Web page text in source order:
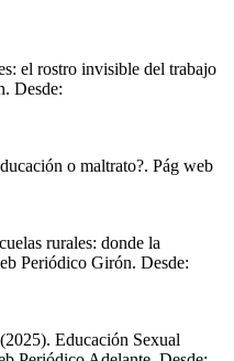
el rostro invisible del trabajo
Desde:
o maltrato?. Pág web
rurales: donde la
Periódico Girón. Desde:
Educación Sexual